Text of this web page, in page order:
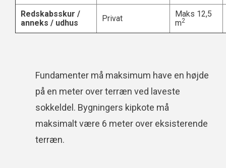
Redskabsskur /
anneks / udhus
Privat
Maks 12,5
m2
Fundamenter må maksimum have en højde
på en meter over terræn ved laveste
sokkeldel. Bygningers kipkote må
maksimalt være 6 meter over eksisterende
terræn.